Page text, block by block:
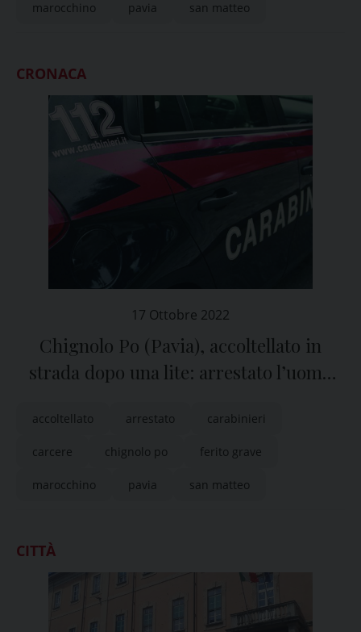
marocchino pavia san matteo
CRONACA
17 Ottobre 2022
Chignolo Po (Pavia), accoltellato in
strada dopo una lite: arrestato l’uomo
accoltellato arrestato carabinieri
carcere chignolo po ferito grave
marocchino pavia san matteo
CITTÀ